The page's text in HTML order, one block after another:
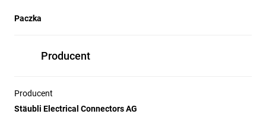
Paczka
Producent
Producent
Stäubli Electrical Connectors AG